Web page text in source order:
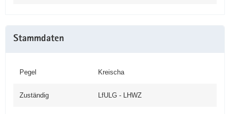
Stammdaten
Pegel Kreischa
Zuständig LfULG - LHWZ